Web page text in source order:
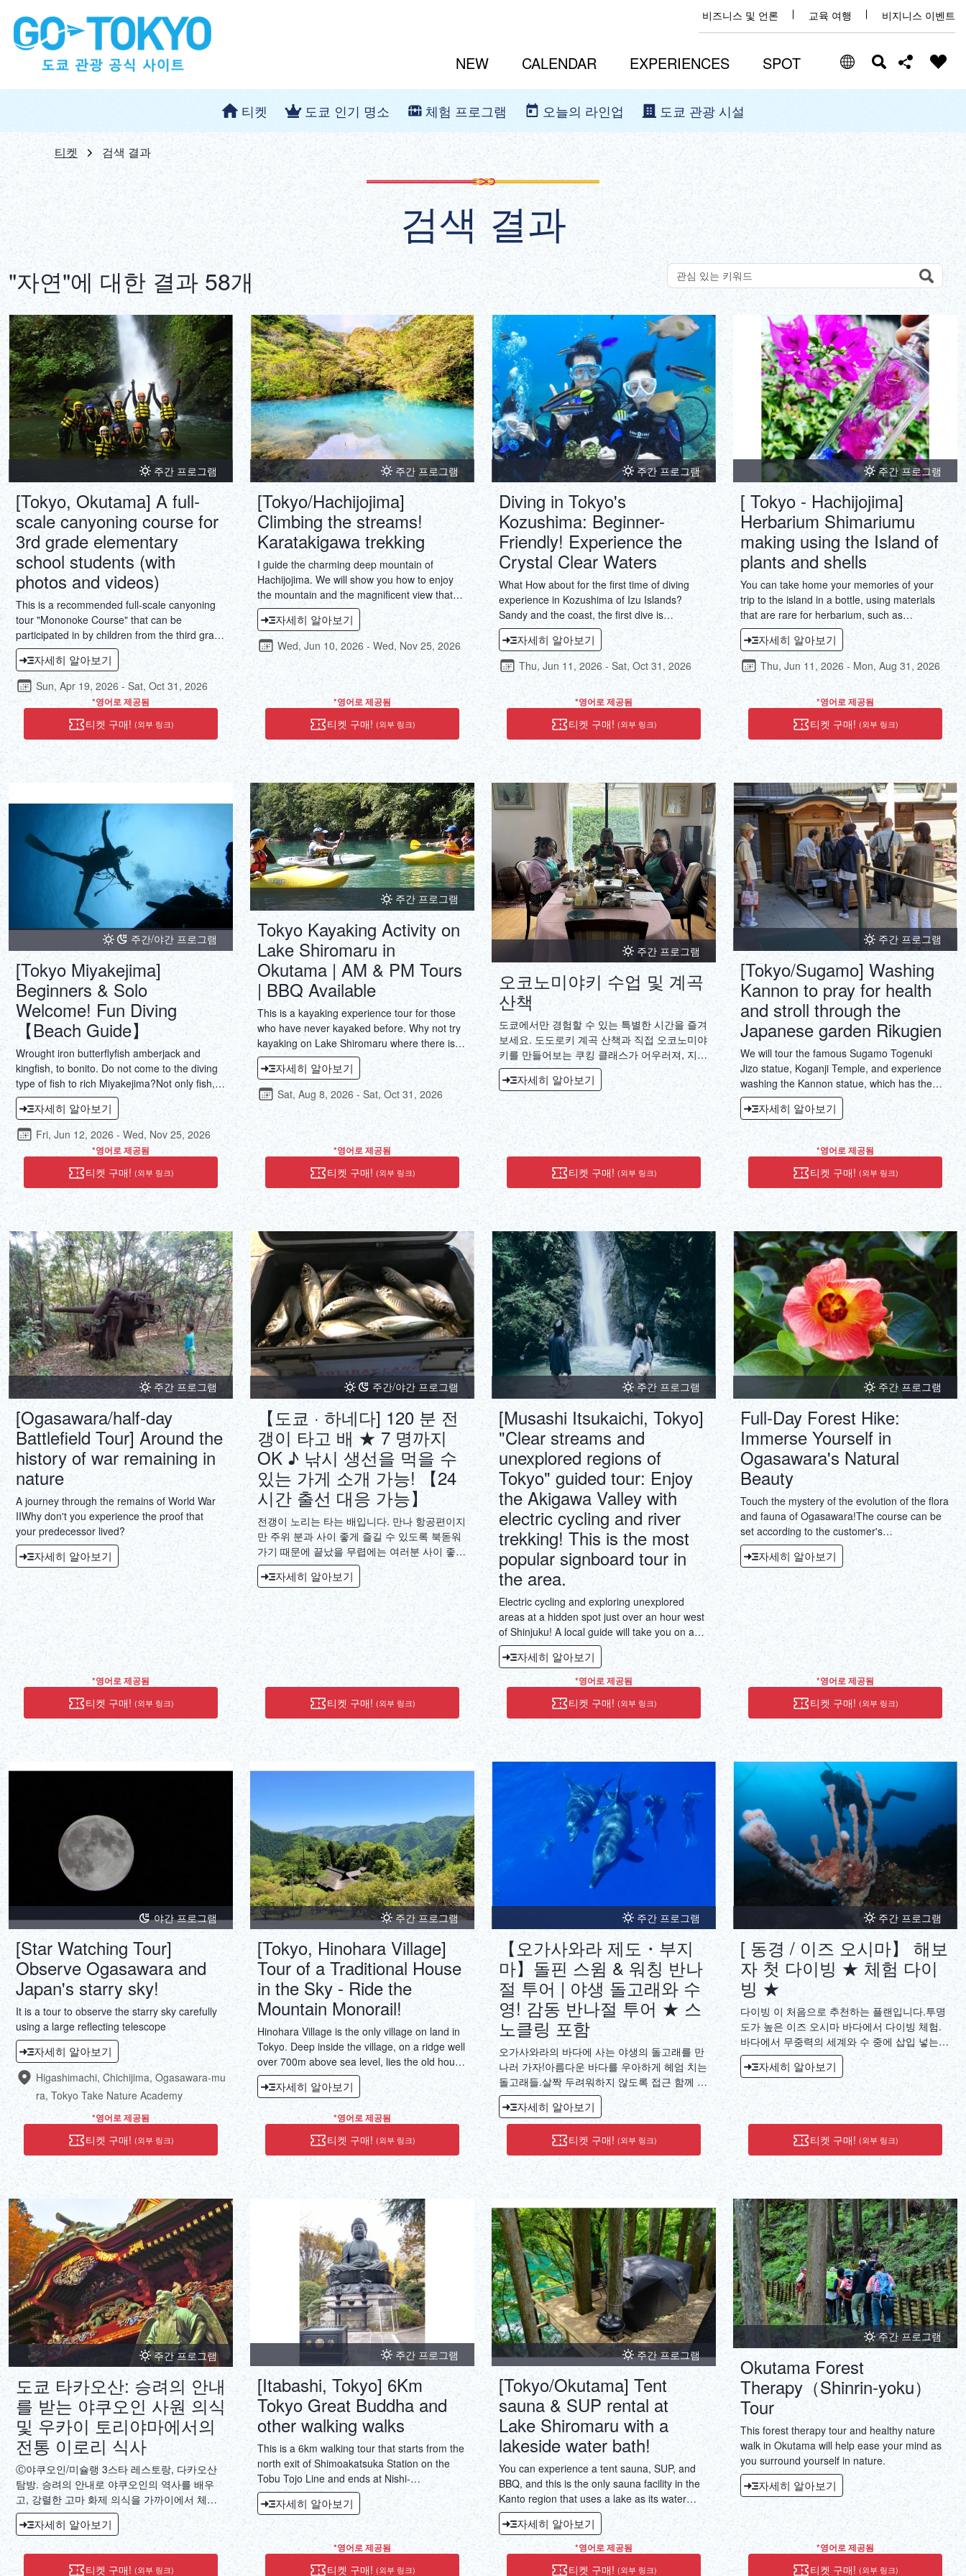
비즈니스 및 언론 교육 여행 비지니스 이벤트
NEW CALENDAR EXPERIENCES SPOT
ENGLISH
中文(简体)
中文(繁體/正體)
한글
ภาษาไทย
DEUTSCH
ITALIANO
ESPAÑOL
FRANÇAIS
Facebook
X (Twitter)
Email
Copy URL
티켓 도쿄 인기 명소 체험 프로그램 오늘의 라인업 도쿄 관광 시설
티켓 검색 결과
검색 결과
"자연"에 대한 결과 58개 Search
키워드로 명소 검색
주간 프로그램
[Tokyo, Okutama] A full-
scale canyoning course for
3rd grade elementary
school students (with
photos and videos)
This is a recommended full-scale canyoning
tour "Mononoke Course" that can be
participated in by children from the third grade
of elementary school. You can enjoy nature
with just your body by sliding down the rock
face in the natural valley, jumping from the
rock wall into the river, and using special rope
work to slide down a natural 80-degree
vertical waterfall. This is a full-scale canyoning
tour that is full of thrills and is very popular.
자세히 알아보기
Sun, Apr 19, 2026 - Sat, Oct 31, 2026
*영어로 제공됨
티켓 구매! (외부 링크)
주간 프로그램
[Tokyo/Hachijojima]
Climbing the streams!
Karatakigawa trekking
I guide the charming deep mountain of
Hachijojima. We will show you how to enjoy
the mountain and the magnificent view that
you can never experience in your normal life.
Anyway the mountain in Hachijojima is full of
superb views. It is a treasure of the islanders
who have kept untouched nature. Let's enjoy
the excursion of the island together!
자세히 알아보기
Wed, Jun 10, 2026 - Wed, Nov 25, 2026
*영어로 제공됨
티켓 구매! (외부 링크)
주간 프로그램
Diving in Tokyo's
Kozushima: Beginner-
Friendly! Experience the
Crystal Clear Waters
What How about for the first time of diving
experience in Kozushima of Izu Islands?
Sandy and the coast, the first dive is
surrounded by rich nature to nurture by the
Kuroshio current flowing through the waters I
think that to remain in the hearts of everyone
as surely special memories.
자세히 알아보기
Thu, Jun 11, 2026 - Sat, Oct 31, 2026
*영어로 제공됨
티켓 구매! (외부 링크)
주간 프로그램
[ Tokyo - Hachijojima]
Herbarium Shimariumu
making using the Island of
plants and shells
You can take home your memories of your
trip to the island in a bottle, using materials
that are rare for herbarium, such as
Hachijojima shells, coral, and sea glass,
centered on preserved Hachijojima plants.
자세히 알아보기
Thu, Jun 11, 2026 - Mon, Aug 31, 2026
*영어로 제공됨
티켓 구매! (외부 링크)
주간/야간 프로그램
[Tokyo Miyakejima]
Beginners & Solo
Welcome! Fun Diving
【Beach Guide】
Wrought iron butterflyfish amberjack and
kingfish, to bonito. Do not come to the diving
type of fish to rich Miyakejima?Not only fish,
will also be seen, such as sea turtles and
coral reefs.Because the beach guide, also
you can join us with confidence in the weaker
to the ship!
자세히 알아보기
Fri, Jun 12, 2026 - Wed, Nov 25, 2026
*영어로 제공됨
티켓 구매! (외부 링크)
주간 프로그램
Tokyo Kayaking Activity on
Lake Shiromaru in
Okutama | AM & PM Tours
| BBQ Available
This is a kayaking experience tour for those
who have never kayaked before. Why not try
kayaking on Lake Shiromaru where there is
no current? We provide personalized
guidance to ensure everyone is satisfied with
the tour!
자세히 알아보기
Sat, Aug 8, 2026 - Sat, Oct 31, 2026
*영어로 제공됨
티켓 구매! (외부 링크)
주간 프로그램
오코노미야키 수업 및 계곡
산책
도쿄에서만 경험할 수 있는 특별한 시간을 즐겨
보세요. 도도로키 계곡 산책과 직접 오코노미야
키를 만들어보는 쿠킹 클래스가 어우러져, 지역
의 아름다운 자연을 만끽하고, 일본 가정식 요
리를 배우며, 갓 만든 맛있는 오코노미야키를
즐길 수 있습니다.
자세히 알아보기
티켓 구매! (외부 링크)
주간 프로그램
[Tokyo/Sugamo] Washing
Kannon to pray for health
and stroll through the
Japanese garden Rikugien
We will tour the famous Sugamo Togenuki
Jizo statue, Koganji Temple, and experience
washing the Kannon statue, which has the
benefits of health and longevity.
자세히 알아보기
*영어로 제공됨
티켓 구매! (외부 링크)
주간 프로그램
[Ogasawara/half-day
Battlefield Tour] Around the
history of war remaining in
nature
A journey through the remains of World War
IIWhy don't you experience the proof that
your predecessor lived?
자세히 알아보기
*영어로 제공됨
티켓 구매! (외부 링크)
주간/야간 프로그램
【도쿄 · 하네다] 120 분 전
갱이 타고 배 ★ 7 명까지
OK ♪ 낚시 생선을 먹을 수
있는 가게 소개 가능! 【24
시간 출선 대응 가능】
전갱이 노리는 타는 배입니다. 만나 항공편이지
만 주위 분과 사이 좋게 즐길 수 있도록 북돋워
가기 때문에 끝났을 무렵에는 여러분 사이 좋습
니다 ♪ 선장 겸 낚시 프로가 강의하므로 낚시
방법을 모르더라도 안심하고 승선하실 수 있습
니다. 코스 시간은 추천 시간대입니다. 기재된
시간 이외에도 24시간 출선 대응하고 있습니다.
희망의 출선 시간이 있으면 예약시에 기입해 주
세요. 또 낚시한 생선을 조리해 주는 가게를 소
개하겠습니다! ! 낚시 후에도 즐길 수 있습니다!
! ※시설내는 시정되고 있어 관계자 이외, 입입
금지를 위해, 프라이빗 공간이 되고 있습니다.
자세히 알아보기
티켓 구매! (외부 링크)
주간 프로그램
[Musashi Itsukaichi, Tokyo]
"Clear streams and
unexplored regions of
Tokyo" guided tour: Enjoy
the Akigawa Valley with
electric cycling and river
trekking! This is the most
popular signboard tour in
the area.
Electric cycling and exploring unexplored
areas at a hidden spot just over an hour west
of Shinjuku! A local guide will take you on a
special route through the scenery of nature
and Satoyama, which is hard to believe that
you are in Tokyo. With the help of an electric
assist, you can easily climb the slope,
encounter a huge tree, greet the fish
swimming in the clear stream, throw stones in
the river, take a break on the wooden deck
overlooking the valley, and buy some local
enjoy the beauty of the valley, nature, and
hidden spots that you won't believe are in
Tokyo, as if they were attractions. For lunch,
you can enjoy a special Cuban sandwich
lunch box while relaxing on an outdoor chair
in the valley (canyon chairing experience)
(both the chairing and lunch box are included
in the price). Enjoy the luxury of sitting by the
water, listening to the sound of the water, and
doing nothing. The highlight of the afternoon
tour is a river trekking experience where you
wear waterproof clothing to keep your feet dry
and walk through a secret valley stream to
feel like an explorer and visit a hidden
waterfall in Tokyo! Participants must be
135cm tall or above, and can be enjoyed by
friends or family. After river trekking, we will
run along the river and return to the back
mountain base, and the tour will end... If you
wish, you can use the rental bicycle as is and
move around freely, so you can split up with
the guide and go further through the
countryside and valley scenery, and even aim
for a hot spring footbath. (We will give you a
map and explain it so you don't get lost.)Meet
and dissolve at the Tokyo Urayama Base,
right in front of Musashi Itsukaichi Station.
This tour includes everything you need,
including bicycle rentals and other rental
items, so there's no need for troublesome
preparation or cleanup. Feel free to join us
empty-handed.
자세히 알아보기
*영어로 제공됨
티켓 구매! (외부 링크)
주간 프로그램
Full-Day Forest Hike:
Immerse Yourself in
Ogasawara's Natural
Beauty
Touch the mystery of the evolution of the flora
and fauna of Ogasawara!The course can be
set according to the customer's
request.Recommended for those who want to
take a leisurely mountain walk!
자세히 알아보기
*영어로 제공됨
티켓 구매! (외부 링크)
야간 프로그램
[Star Watching Tour]
Observe Ogasawara and
Japan's starry sky!
It is a tour to observe the starry sky carefully
using a large reflecting telescope
자세히 알아보기
Higashimachi, Chichijima, Ogasawara-mu
ra, Tokyo Take Nature Academy
*영어로 제공됨
티켓 구매! (외부 링크)
주간 프로그램
[Tokyo, Hinohara Village]
Tour of a Traditional House
in the Sky - Ride the
Mountain Monorail!
Hinohara Village is the only village on land in
Tokyo. Deep inside the village, on a ridge well
over 700m above sea level, lies the old house
"Kyu Kobayashi Family Residence". Built in
the mid-Edo period (more than 320 years
ago), this mountain house is literally an "old
house in the sky". This tour, which takes you
there by mountain monorail that goes straight
up a super steep slope of nearly 45 degrees,
is an extremely extraordinary experience that
will leave a deep impression on your memory,
both geographically and historically, as well as
자세히 알아보기
*영어로 제공됨
티켓 구매! (외부 링크)
주간 프로그램
【오가사와라 제도・부지
마】돌핀 스윔 & 워칭 반나
절 투어 | 야생 돌고래와 수
영! 감동 반나절 투어 ★ 스
노클링 포함
오가사와라의 바다에 사는 야생의 돌고래를 만
나러 가자!아름다운 바다를 우아하게 헤엄 치는
돌고래들.살짝 두려워하지 않도록 접근 함께 수
영을하자!
자세히 알아보기
티켓 구매! (외부 링크)
주간 프로그램
[ 동경 / 이즈 오시마】 해보
자 첫 다이빙 ★ 체험 다이
빙 ★
다이빙 이 처음으로 추천하는 플랜입니다.투명
도가 높은 이즈 오시마 바다에서 다이빙 체험.
바다에서 무중력의 세계와 수 중에 삽입 넣는
빛 같은 환상적인 풍경에서 오시마의 바다의 매
력을 경험할 수 있습니다.
자세히 알아보기
티켓 구매! (외부 링크)
주간 프로그램
도쿄 타카오산: 승려의 안내
를 받는 야쿠오인 사원 의식
및 우카이 토리야마에서의
전통 이로리 식사
Ⓒ야쿠오인/미슐랭 3스타 레스토랑, 다카오산
탐방. 승려의 안내로 야쿠오인의 역사를 배우
고, 강렬한 고마 화제 의식을 가까이에서 체험
해 보세요. 마지막으로 우카이 토리야마의 넓은
정원 안에 자리한 개인 공간에서 숯불구이 만찬
자세히 알아보기
티켓 구매! (외부 링크)
주간 프로그램
[Itabashi, Tokyo] 6Km
Tokyo Great Buddha and
other walking walks
This is a 6km walking tour that starts from the
north exit of Shimoakatsuka Station on the
Tobu Tojo Line and ends at Nishi-
Takashimadaira Station on the Toei Mita Line.
자세히 알아보기
*영어로 제공됨
티켓 구매! (외부 링크)
주간 프로그램
[Tokyo/Okutama] Tent
sauna & SUP rental at
Lake Shiromaru with a
lakeside water bath!
You can experience a tent sauna, SUP, and
BBQ, and this is the only sauna facility in the
Kanto region that uses a lake as its water
bath. Jumping into the lake and feeling the
coldness and water pressure of the mountain
water with your whole body, lying on a SUP
and bathing in the fresh air floating on the
자세히 알아보기
*영어로 제공됨
티켓 구매! (외부 링크)
주간 프로그램
Okutama Forest
Therapy（Shinrin-yoku）
Tour
This forest therapy tour and healthy nature
walk in Okutama will help ease your mind as
you surround yourself in nature.
자세히 알아보기
*영어로 제공됨
티켓 구매! (외부 링크)